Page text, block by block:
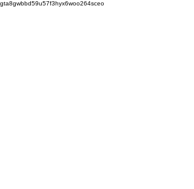
gta8gwbbd59u57f3hyx6woo264sceo